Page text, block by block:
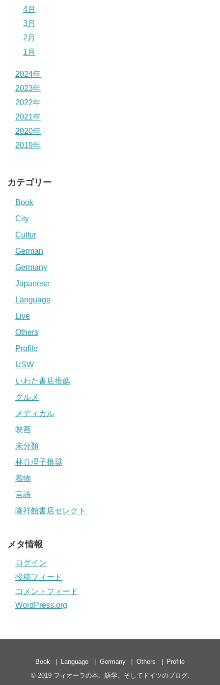
4月
3月
2月
1月
2024年
2023年
2022年
2021年
2020年
2019年
カテゴリー
Book
City
Cultur
German
Germany
Japanese
Language
Live
Others
Profile
USW
いわた書店推薦
グルメ
メディカル
映画
未分類
林真理子推奨
着物
言語
隆祥館書店セレクト
メタ情報
ログイン
投稿フィード
コメントフィード
WordPress.org
Book Language Germany Others
Profile
© 2019 フィオーラの本、語学、そしてドイツのブログ.